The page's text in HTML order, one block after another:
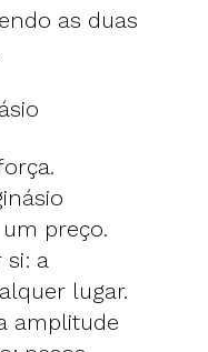
as duas
preço.
si: a
lugar.
amplitude